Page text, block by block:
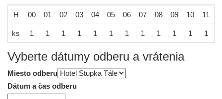
H 00 01 02 03 04 05 06 07 08 09 10 11
ks 1 1 1 1 1 1 1 1 1 1 1 1
Vyberte dátumy odberu a vrátenia
Miesto odberu
Dátum a čas odberu